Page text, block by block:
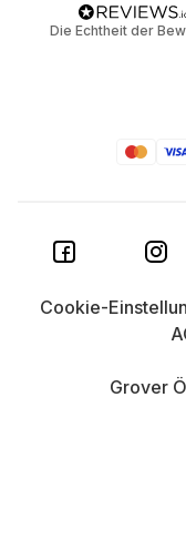
Die Echtheit der
Grover
Cookie-